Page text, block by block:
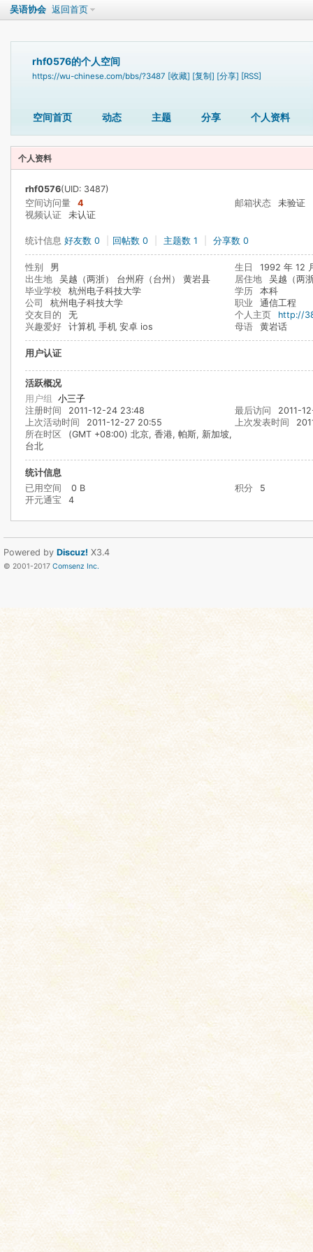
吴语协会 返回首页
rhf0576的个人空间
https://wu-chinese.com/bbs/?3487 [收藏] [复制] [分享] [RSS]
空间首页 动态 主题 分享 个人资料
个人资料
rhf0576(UID: 3487)
空间访问量
4 邮箱状态
未验证
视频认证
未认证
统计信息 好友数 0 回帖数 0 主题数 1 分享数 0
性别 男 生日
1992 年 12
出生地
吴越（两浙） 台州府（台州） 黄岩县 居住地
吴越（两
毕业学校
杭州电子科技大学 学历
本科
公司
杭州电子科技大学 职业
通信工程
交友目的
无 个人主页
http://
兴趣爱好
计算机 手机 安卓 ios 母语 黄岩话
用户认证
活跃概况
用户组 小三子
注册时间
2011-12-24 23:48 最后访问
2011-
上次活动时间
2011-12-27 20:55 上次发表时间
所在时区
(GMT +08:00) 北京, 香港, 帕斯, 新加坡,
台北
统计信息
已用空间
0 B 积分
5
开元通宝
4
Powered by Discuz! X3.4
© 2001-2017 Comsenz Inc.